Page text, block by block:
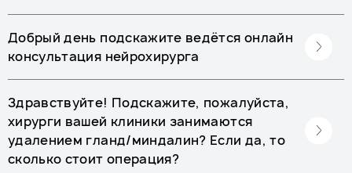
Добрый день подскажите ведётся онлайн
консультация нейрохирурга
Здравствуйте! Подскажите, пожалуйста,
хирурги вашей клиники занимаются
удалением гланд/миндалин? Если да, то
сколько стоит операция?